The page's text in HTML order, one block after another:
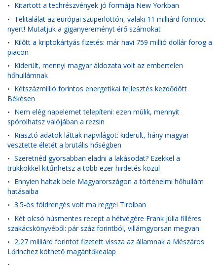
• Kitartott a techrészvények jó formája New Yorkban
• Telitalálat az európai szuperlottón, valaki 11 milliárd forintot
nyert! Mutatjuk a giganyereményt érő számokat
• Kilőtt a kriptokártyás fizetés: már havi 759 millió dollár forog a
piacon
• Kiderült, mennyi magyar áldozata volt az embertelen
hőhullámnak
• Kétszázmillió forintos energetikai fejlesztés kezdődött
Békésen
• Nem elég napelemet telepíteni: ezen múlik, mennyit
spórolhatsz valójában a rezsin
• Riasztó adatok láttak napvilágot: kiderült, hány magyar
vesztette életét a brutális hőségben
• Szeretnéd gyorsabban eladni a lakásodat? Ezekkel a
trükkökkel kitűnhetsz a több ezer hirdetés közül
• Ennyien haltak bele Magyarországon a történelmi hőhullám
hatásaiba
• 3.5-ös földrengés volt ma reggel Tirolban
• Két olcsó húsmentes recept a hétvégére Frank Júlia filléres
szakácskönyvéből: pár száz forintból, villámgyorsan megvan
• 2,27 milliárd forintot fizetett vissza az államnak a Mészáros
Lőrinchez köthető magántőkealap